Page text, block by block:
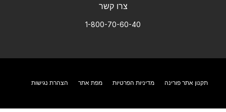
צרו קשר
1-800-70-60-40
תקנון אתר פורינה מדיניות הפרטיות מפת אתר הצהרת נגישות